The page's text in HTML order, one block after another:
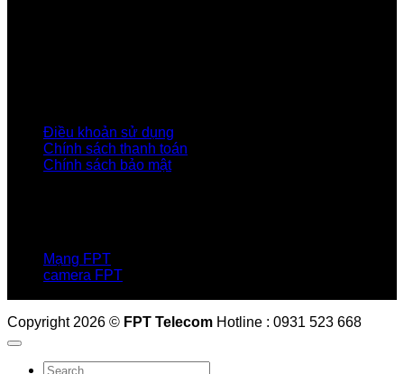
Điều khoản sử dụng
Chính sách thanh toán
Chính sách bảo mật
Mạng FPT
camera FPT
Copyright 2026 © FPT Telecom Hotline : 0931 523 668